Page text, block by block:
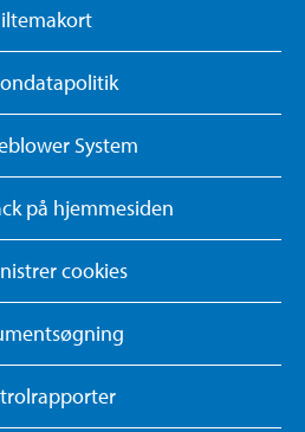
System
på hjemmesiden
cookies